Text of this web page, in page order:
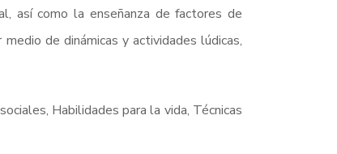
así como la enseñanza de factores de
de dinámicas y actividades lúdicas,
Habilidades para la vida, Técnicas